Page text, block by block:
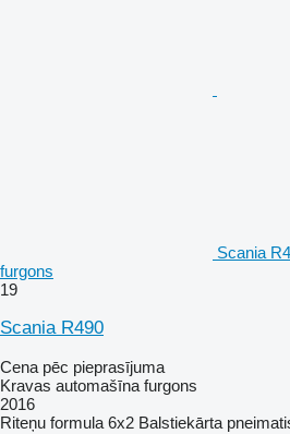
Scania
furgons
19
Scania R490
Cena pēc pieprasījuma
Kravas automašīna furgons
2016
Riteņu formula 6x2 Balstiekārta